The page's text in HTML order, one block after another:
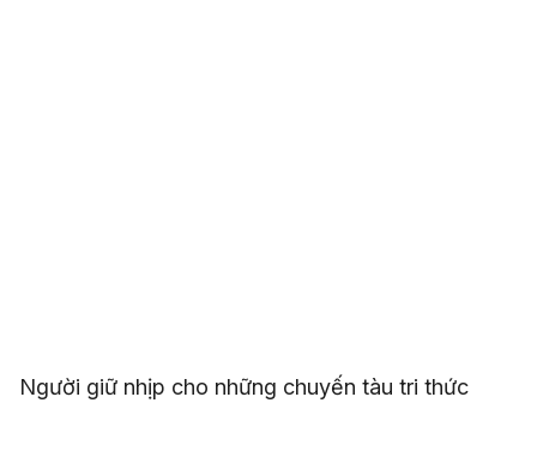
Người giữ nhịp cho những chuyến tàu tri thức